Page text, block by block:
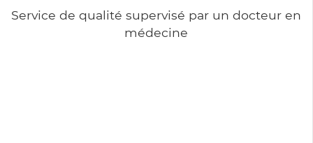
Service de qualité supervisé par un docteur en
médecine